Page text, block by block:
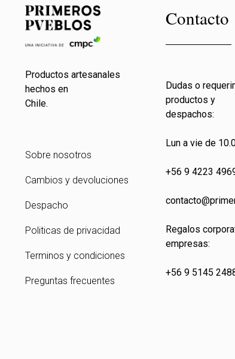
Productos artesanales
hechos en
Chile.
Sobre nosotros
Cambios y devoluciones
Despacho
Politicas de privacidad
Terminos y condiciones
Preguntas frecuentes
Contacto
Dudas o
productos y
despachos:
Lun a vie de
+56 9 4223
Regalos
empresas:
+56 9 5145